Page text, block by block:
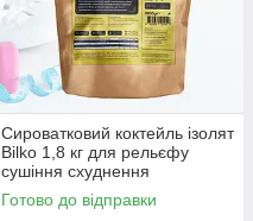
Сироватковий коктейль ізолят
Bilko 1,8 кг для рельєфу
сушіння схуднення
Готово до відправки